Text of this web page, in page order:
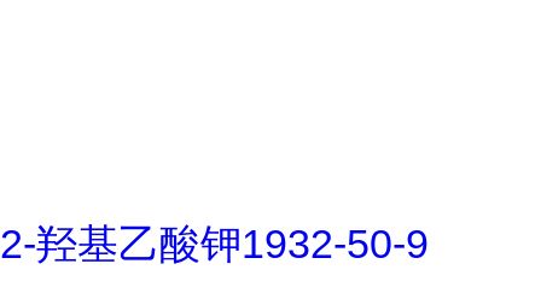
2-羟基乙酸钾1932-50-9